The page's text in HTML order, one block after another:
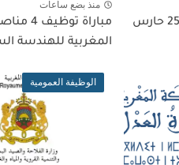
أنابيك سكيلز: توظيف 250 حارس
منذ بضع ساعات
مباراة
المغربية للهندسة
الوظيفة العمومية